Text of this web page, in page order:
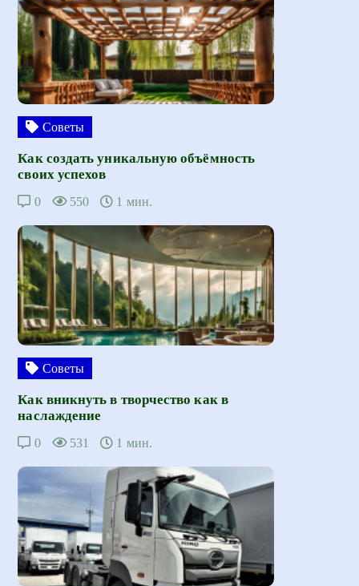
Советы
Как создать уникальную объёмность
своих успехов
0 550 1 мин.
Советы
Как вникнуть в творчество как в
наслаждение
0 531 1 мин.